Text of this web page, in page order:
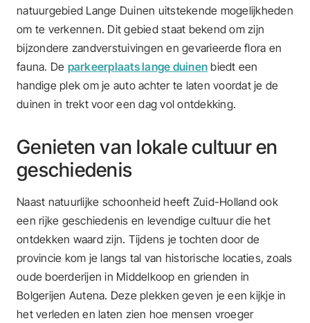
natuurgebied Lange Duinen uitstekende mogelijkheden
om te verkennen. Dit gebied staat bekend om zijn
bijzondere zandverstuivingen en gevarieerde flora en
fauna. De parkeerplaats lange duinen biedt een
handige plek om je auto achter te laten voordat je de
duinen in trekt voor een dag vol ontdekking.
Genieten van lokale cultuur en
geschiedenis
Naast natuurlijke schoonheid heeft Zuid-Holland ook
een rijke geschiedenis en levendige cultuur die het
ontdekken waard zijn. Tijdens je tochten door de
provincie kom je langs tal van historische locaties, zoals
oude boerderijen in Middelkoop en grienden in
Bolgerijen Autena. Deze plekken geven je een kijkje in
het verleden en laten zien hoe mensen vroeger